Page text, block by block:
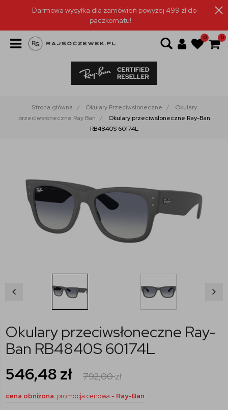
Darmowa wysyłka dla zamówień powyżej 499 zł do
paczkomatu!
0 0
Strona główna Okulary Przeciwsłoneczne
Okulary
przeciwsłoneczne Ray Ban
Okulary przeciwsłoneczne Ray-Ban
RB4840S 60174L
Okulary przeciwsłoneczne Ray-
Ban RB4840S 60174L
546,48 zł 792,00zł
cena obniżona: promocja cenowa - Ray-Ban